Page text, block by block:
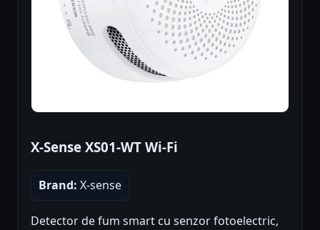
X-Sense XS01-WT Wi-Fi
Brand: X-sense
Detector de fum smart cu senzor fotoelectric,